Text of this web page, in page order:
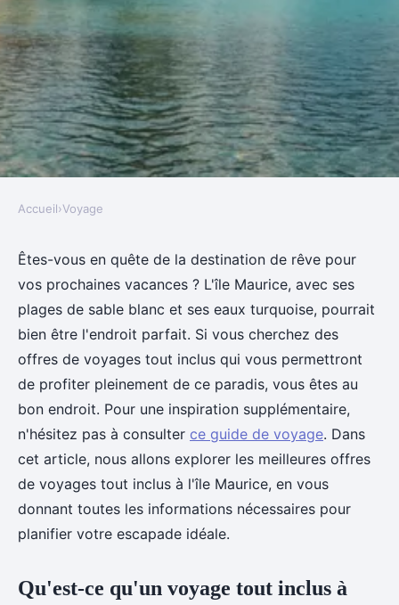
VOYAGE
Découvrez les meilleures offres
de voyages tout inclus à l'île
maurice
Pauline •24 février 2025•7 min de lecture
Accueil›Voyage
Êtes-vous en quête de la destination de rêve pour
vos prochaines vacances ? L'île Maurice, avec ses
plages de sable blanc et ses eaux turquoise, pourrait
bien être l'endroit parfait. Si vous cherchez des
offres de voyages tout inclus qui vous permettront
de profiter pleinement de ce paradis, vous êtes au
bon endroit. Pour une inspiration supplémentaire,
n'hésitez pas à consulter ce guide de voyage. Dans
cet article, nous allons explorer les meilleures offres
de voyages tout inclus à l'île Maurice, en vous
donnant toutes les informations nécessaires pour
planifier votre escapade idéale.
Qu'est-ce qu'un voyage tout inclus à